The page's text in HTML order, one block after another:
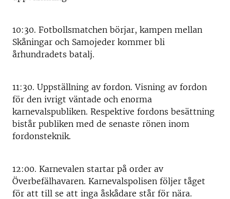
10:30. Fotbollsmatchen börjar, kampen mellan
Skåningar och Samojeder kommer bli
århundradets batalj.
11:30. Uppställning av fordon. Visning av fordon
för den ivrigt väntade och enorma
karnevalspubliken. Respektive fordons besättning
bistår publiken med de senaste rönen inom
fordonsteknik.
12:00. Karnevalen startar på order av
Överbefälhavaren. Karnevalspolisen följer tåget
för att till se att inga åskådare står för nära.